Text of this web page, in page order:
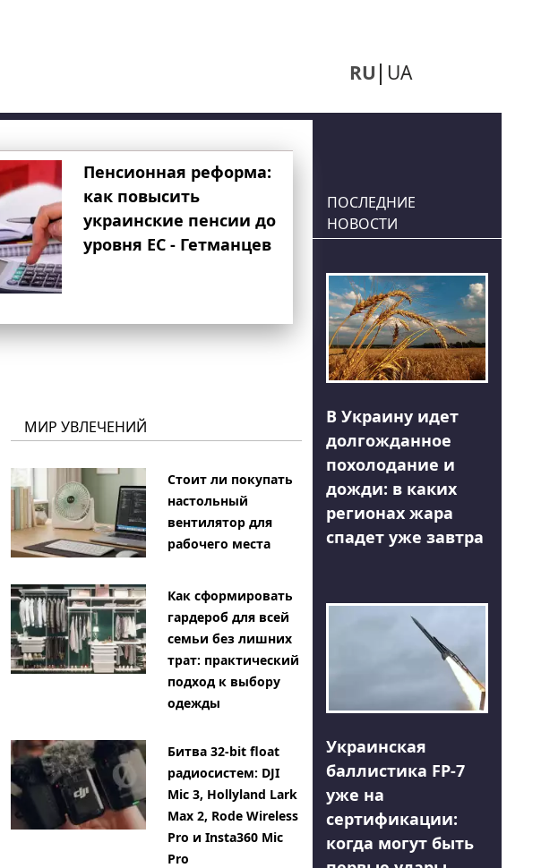
RU UA
Пенсионная реформа:
как повысить
украинские пенсии до
уровня ЕС - Гетманцев
МИР УВЛЕЧЕНИЙ
Стоит ли покупать
настольный
вентилятор для
рабочего места
Как сформировать
гардероб для всей
семьи без лишних
трат: практический
подход к выбору
одежды
Битва 32-bit float
радиосистем: DJI
Mic 3, Hollyland Lark
Max 2, Rode Wireless
Pro и Insta360 Mic
Pro
ПОСЛЕДНИЕ
НОВОСТИ
В Украину идет
долгожданное
похолодание и
дожди: в каких
регионах жара
спадет уже завтра
Украинская
баллистика FP-7
уже на
сертификации:
когда могут быть